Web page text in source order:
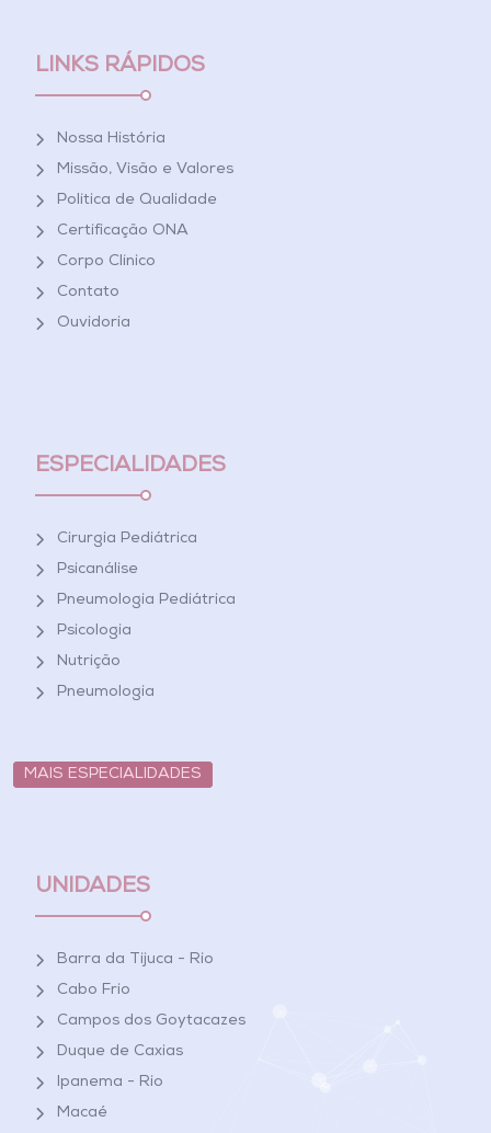
LINKS RÁPIDOS
Nossa História
Missão, Visão e Valores
Política de Qualidade
Certificação ONA
Corpo Clínico
Contato
Ouvidoria
ESPECIALIDADES
Cirurgia Pediátrica
Psicanálise
Pneumologia Pediátrica
Psicologia
Nutrição
Pneumologia
MAIS ESPECIALIDADES
UNIDADES
Barra da Tijuca - Rio
Cabo Frio
Campos dos Goytacazes
Duque de Caxias
Ipanema - Rio
Macaé